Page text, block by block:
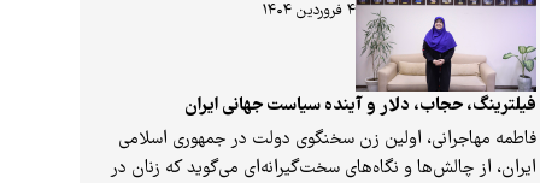
۴ فروردین ۱۴۰۴
فیلترینگ، حجاب، دلار و آینده سیاست جهانی ایران
فاطمه مهاجرانی، اولین زن سخنگوی دولت در جمهوری اسلامی
ایران، از چالش‌ها و نگاه‌های سخت‌گیرانه‌ای می‌گوید که زنان در